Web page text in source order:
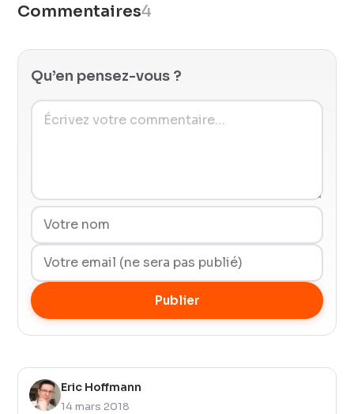
Commentaires4
Qu’en pensez-vous ?
Publier
Eric Hoffmann
14 mars 2018